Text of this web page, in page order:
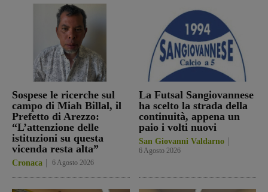
Sospese le ricerche sul
campo di Miah Billal, il
Prefetto di Arezzo:
“L’attenzione delle
istituzioni su questa
vicenda resta alta”
Cronaca 6 Agosto 2026
La Futsal Sangiovannese
ha scelto la strada della
continuità, appena un
paio i volti nuovi
San Giovanni Valdarno
6 Agosto 2026